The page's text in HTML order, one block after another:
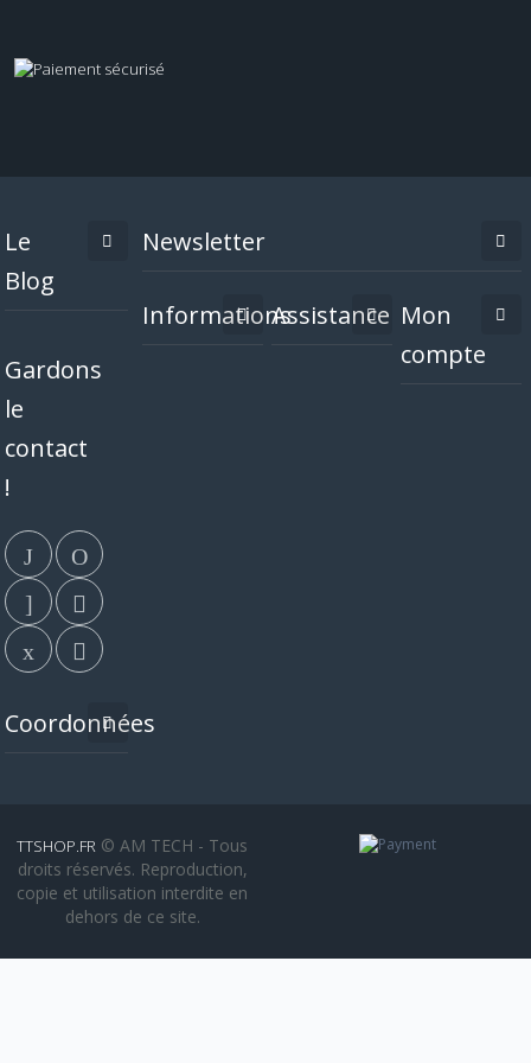
Le
Blog
Gardons
le
contact
!
Coordonnées
Newsletter
InformationsAssistance Mon
compte
TTSHOP.FR © AM TECH - Tous
droits réservés. Reproduction,
copie et utilisation interdite en
dehors de ce site.